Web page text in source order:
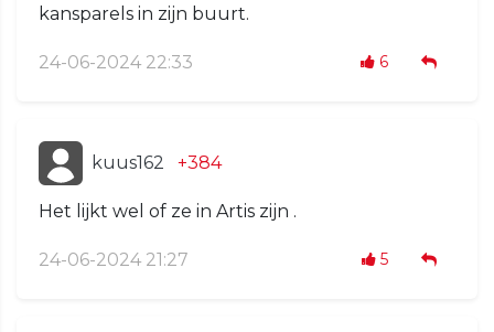
kansparels in zijn buurt.
24-06-2024 22:33 6
kuus162 +384
Het lijkt wel of ze in Artis zijn .
24-06-2024 21:27 5